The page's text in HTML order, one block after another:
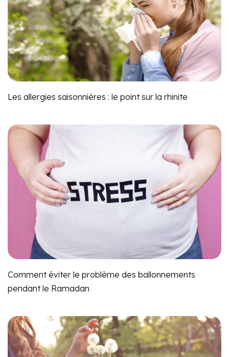
Les allergies saisonnières : le point sur la rhinite
Comment éviter le problème des ballonnements
pendant le Ramadan